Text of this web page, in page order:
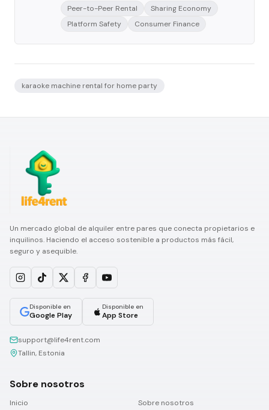
Peer-to-Peer Rental
Sharing Economy
Platform Safety
Consumer Finance
karaoke machine rental for home party
Un mercado global de alquiler entre pares que conecta propietarios e
inquilinos. Haciendo el acceso sostenible a productos más fácil,
seguro y asequible.
Disponible en
Google Play
Disponible en
App Store
support@life4rent.com
Tallin, Estonia
Sobre nosotros
Inicio Sobre nosotros